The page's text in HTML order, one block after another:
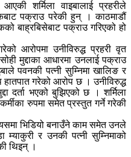
शर्मिला वाइबालाई प्रहरीले
पक्राउ परेकी हुन् । काठमाडौं
बाह्रबिसेबाट पक्राउ गरिएको हो
आरोपमा उनीविरुद्ध प्रहरी वृत
मुद्दाका आधारमा उनलाई पक्राउ
पवनकी पत्नी सुम्निमा खालिङ र
गरेको आरोप छ । उनीविरुद्ध
दर्ता भएको बुझिएको छ । शर्मिला
रुपमा समेत प्रस्तुत गर्ने गरेकी
भिडियो बनाउँने काम समेत उनले
र उनकी पत्नी सुम्निमाको
थिइन् ।